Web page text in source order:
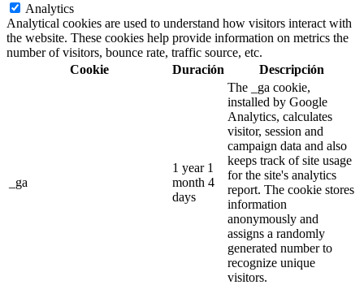
Analytics
Analytical cookies are used to understand how visitors interact with
the website. These cookies help provide information on metrics the
number of visitors, bounce rate, traffic source, etc.
Cookie
Duración Descripción
_ga
1 year 1
month 4
days
The _ga cookie,
installed by Google
Analytics, calculates
visitor, session and
campaign data and also
keeps track of site usage
for the site's analytics
report. The cookie stores
information
anonymously and
assigns a randomly
generated number to
recognize unique
visitors.